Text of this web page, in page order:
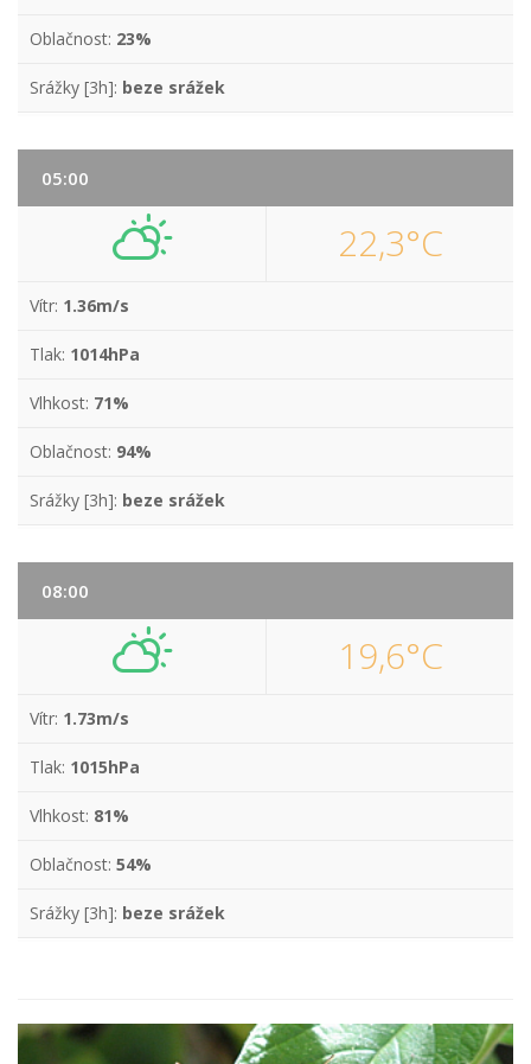
Oblačnost: 23%
Srážky [3h]: beze srážek
05:00
22,3°C
Vítr: 1.36m/s
Tlak: 1014hPa
Vlhkost: 71%
Oblačnost: 94%
Srážky [3h]: beze srážek
08:00
19,6°C
Vítr: 1.73m/s
Tlak: 1015hPa
Vlhkost: 81%
Oblačnost: 54%
Srážky [3h]: beze srážek